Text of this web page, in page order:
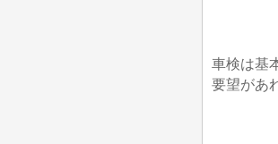
車検は基
要望があ